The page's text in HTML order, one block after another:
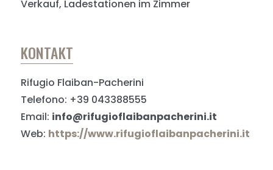
Verkauf, Ladestationen im Zimmer
KONTAKT
Rifugio Flaiban-Pacherini
Telefono: +39 043388555
Email: info@rifugioflaibanpacherini.it
Web: https://www.rifugioflaibanpacherini.it